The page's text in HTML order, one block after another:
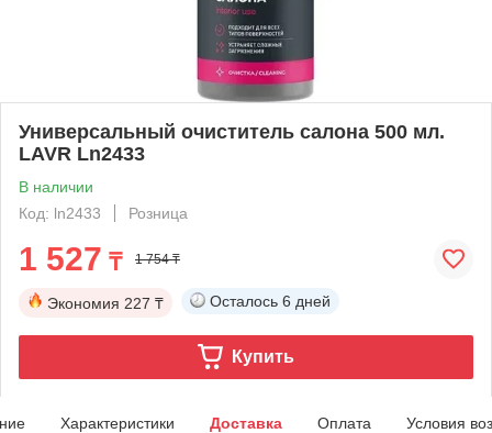
Универсальный очиститель салона 500 мл.
LAVR Ln2433
В наличии
Код: ln2433
Розница
1 527 ₸ 1 754 ₸
Экономия 227 ₸ Осталось 6 дней
Купить
Характеристики Доставка Оплата Условия